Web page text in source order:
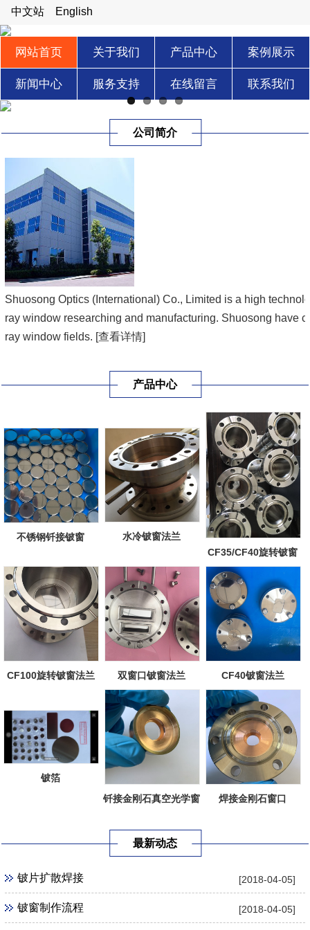
中文站 English
网站首页 关于我们 产品中心 案例展示
新闻中心 服务支持 在线留言 联系我们
公司简介
Shuosong Optics (International) Co., Limited is a high
ray window researching and manufacturing. Shuosong have
ray window fields. [查看详情]
产品中心
不锈钢钎接铍窗
水冷铍窗法兰
CF35/CF40旋转铍窗
法兰
CF100旋转铍窗法兰 双窗口铍窗法兰 CF40铍窗法兰
铍箔
钎接金刚石真空光学窗
焊接金刚石窗口
最新动态
[2018-04-05]
铍片扩散焊接
[2018-04-05]
铍窗制作流程